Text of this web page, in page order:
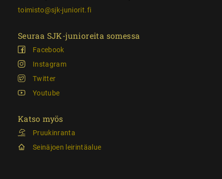
toimisto@sjk-juniorit.fi
Seuraa SJK-junioreita somessa
Facebook
Instagram
Twitter
Youtube
Katso myös
Pruukinranta
Seinäjoen leirintäalue